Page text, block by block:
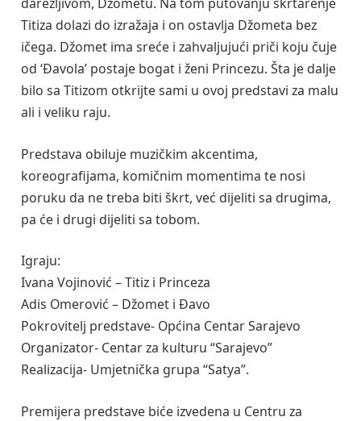
Titiza dolazi do izražaja i on ostavlja Džometa bez
ičega. Džomet ima sreće i zahvaljujući priči koju čuje
od ‘Đavola’ postaje bogat i ženi Princezu. Šta je dalje
bilo sa Titizom otkrijte sami u ovoj predstavi za malu
ali i veliku raju.
Predstava obiluje muzičkim akcentima,
koreografijama, komičnim momentima te nosi
poruku da ne treba biti škrt, već dijeliti sa drugima,
pa će i drugi dijeliti sa tobom.
Igraju:
Ivana Vojinović – Titiz i Princeza
Adis Omerović – Džomet i Đavo
Pokrovitelj predstave- Općina Centar Sarajevo
Organizator- Centar za kulturu “Sarajevo”
Realizacija- Umjetnička grupa “Satya”.
Premijera predstave biće izvedena u Centru za